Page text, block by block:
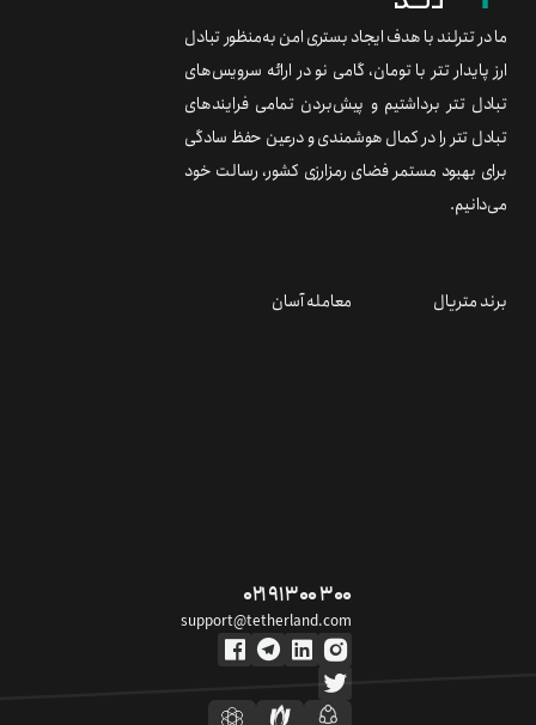
ما در تترلند با هدف ایجاد بستری امن به‌منظور تبادل
ارز پایدار تتر با تومان، گامی نو در ارائه سرویس‌های
تبادل تتر برداشتیم و پیش‌بردن تمامی فرایندهای
تبادل تتر را در کمال هوشمندی و درعین حفظ سادگی
برای بهبود مستمر فضای رمزارزی کشور، رسالت خود
می‌دانیم.
برند متریال معامله آسان
۰۲۱ ۹۱ ۳۰۰ ۳۰۰
support@tetherland.com